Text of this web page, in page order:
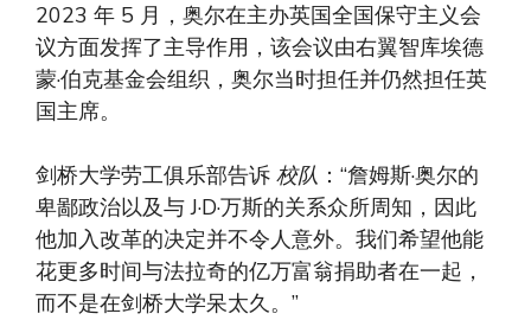
2023 年 5 月，奥尔在主办英国全国保守主义会
议方面发挥了主导作用，该会议由右翼智库埃德
蒙·伯克基金会组织，奥尔当时担任并仍然担任英
国主席。
剑桥大学劳工俱乐部告诉 校队 ：“詹姆斯·奥尔的
卑鄙政治以及与 J·D·万斯的关系众所周知，因此
他加入改革的决定并不令人意外。我们希望他能
花更多时间与法拉奇的亿万富翁捐助者在一起，
而不是在剑桥大学呆太久。”